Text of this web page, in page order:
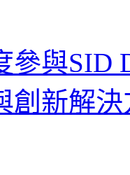
參與SID
創新解決